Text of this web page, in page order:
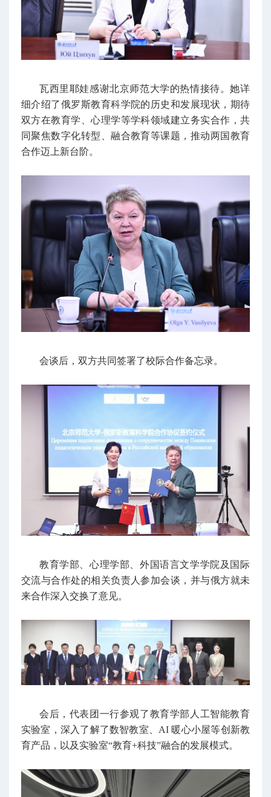
瓦西里耶娃感谢北京师范大学的热情接待。她详
细介绍了俄罗斯教育科学院的历史和发展现状，期待
双方在教育学、心理学等学科领域建立务实合作，共
同聚焦数字化转型、融合教育等课题，推动两国教育
合作迈上新台阶。
会谈后，双方共同签署了校际合作备忘录。
教育学部、心理学部、外国语言文学学院及国际
交流与合作处的相关负责人参加会谈，并与俄方就未
来合作深入交换了意见。
会后，代表团一行参观了教育学部人工智能教育
实验室，深入了解了数智教室、AI 暖心小屋等创新教
育产品，以及实验室“教育+科技”融合的发展模式。